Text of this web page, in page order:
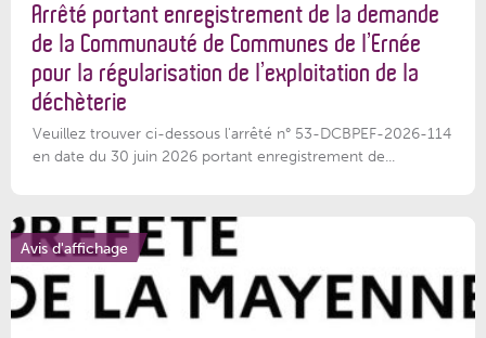
Arrêté portant enregistrement de la demande
de la Communauté de Communes de l’Ernée
pour la régularisation de l’exploitation de la
déchèterie
Veuillez trouver ci-dessous l'arrêté n° 53-DCBPEF-2026-114
en date du 30 juin 2026 portant enregistrement de...
Avis d'affichage